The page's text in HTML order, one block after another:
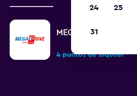
MEGADRIVE
4 puntos de alquiler
24 25
31